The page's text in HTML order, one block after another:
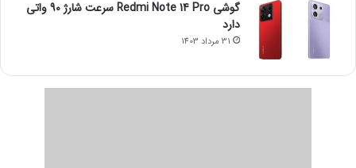
گوشی Redmi Note 14 Pro سرعت شارژ 90 واتی
دارد
31 مرداد 1403